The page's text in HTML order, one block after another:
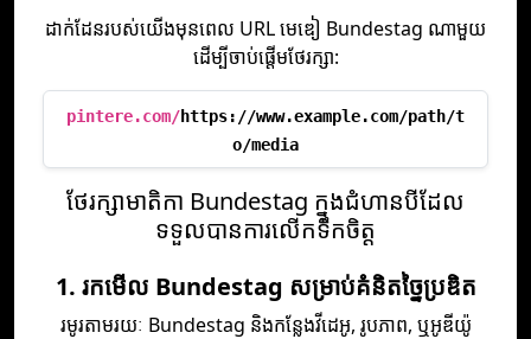
ដាក់ដែនរបស់យើងមុនពេល URL មេឌៀ Bundestag ណាមួយ
ដើម្បីចាប់ផ្តើមថែរក្សា:
pintere.com/https://www.example.com/path/t
o/media
ថែរក្សាមាតិកា Bundestag ក្នុងជំហានបីដែល
ទទួលបានការលើកទឹកចិត្ត
1. រកមើល Bundestag សម្រាប់គំនិតច្នៃប្រឌិត
រមូរតាមរយៈ Bundestag និងកន្លែងវីដេអូ, រូបភាព, ឬអូឌីយ៉ូ